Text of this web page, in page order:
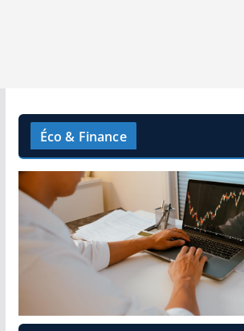
Éco & Finance